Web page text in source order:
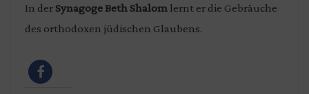
In der Synagoge Beth Shalom lernt er die Gebräuche
des orthodoxen jüdischen Glaubens.